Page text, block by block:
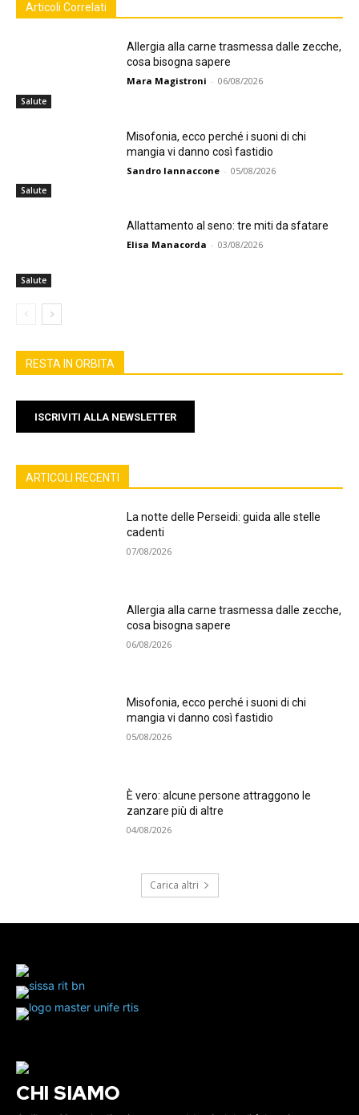
Articoli Correlati
Salute
Allergia alla carne trasmessa dalle zecche,
cosa bisogna sapere
Mara Magistroni - 06/08/2026
Salute
Misofonia, ecco perché i suoni di chi
mangia vi danno così fastidio
Sandro Iannaccone - 05/08/2026
Salute
Allattamento al seno: tre miti da sfatare
Elisa Manacorda - 03/08/2026
RESTA IN ORBITA
ISCRIVITI ALLA NEWSLETTER
ARTICOLI RECENTI
La notte delle Perseidi: guida alle stelle
cadenti
07/08/2026
Allergia alla carne trasmessa dalle zecche,
cosa bisogna sapere
06/08/2026
Misofonia, ecco perché i suoni di chi
mangia vi danno così fastidio
05/08/2026
È vero: alcune persone attraggono le
zanzare più di altre
04/08/2026
Carica altri
CHI SIAMO